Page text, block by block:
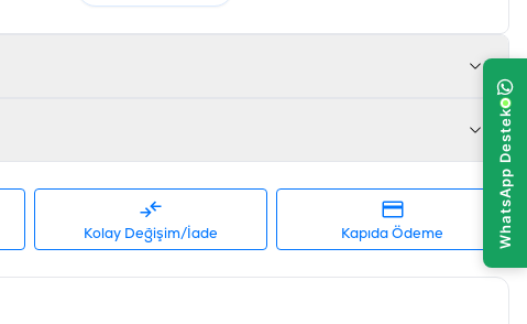
Kolay Değişim/İade Kapıda Ödeme